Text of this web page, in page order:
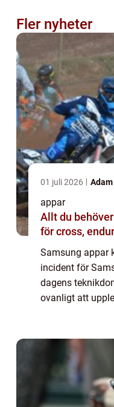
Fler nyheter
01 juli 2026
appar
Allt du
för cross,
Samsung appar
incident för
dagens
ovanligt att